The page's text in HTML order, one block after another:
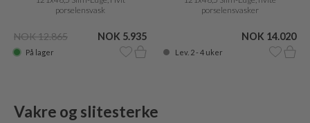
porselensvask
NOK 12.865 NOK 5.935
På lager
porselensvasker
NOK 14.020
Lev. 2 - 4 uker
Vakre og slitesterke